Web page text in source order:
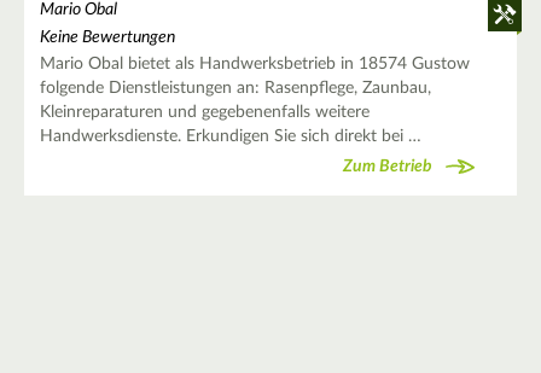
Mario Obal
Keine Bewertungen
Mario Obal bietet als Handwerksbetrieb in 18574 Gustow
folgende Dienstleistungen an: Rasenpflege, Zaunbau,
Kleinreparaturen und gegebenenfalls weitere
Handwerksdienste. Erkundigen Sie sich direkt bei …
Zum Betrieb